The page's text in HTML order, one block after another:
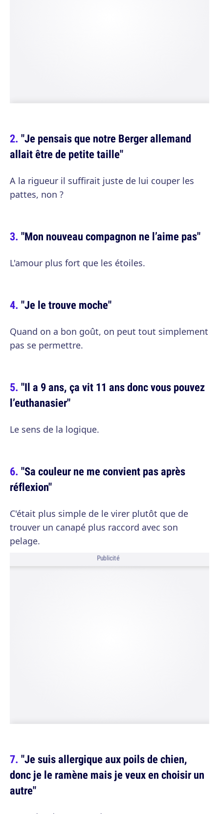
"Je pensais que notre Berger allemand
allait être de petite taille"
A la rigueur il suffirait juste de lui couper les
pattes, non ?
"Mon nouveau compagnon ne l’aime pas"
L'amour plus fort que les étoiles.
"Je le trouve moche"
Quand on a bon goût, on peut tout simplement
pas se permettre.
"Il a 9 ans, ça vit 11 ans donc vous pouvez
l’euthanasier"
Le sens de la logique.
"Sa couleur ne me convient pas après
réflexion"
C'était plus simple de le virer plutôt que de
trouver un canapé plus raccord avec son
pelage.
Publicité
"Je suis allergique aux poils de chien,
donc je le ramène mais je veux en choisir un
autre"